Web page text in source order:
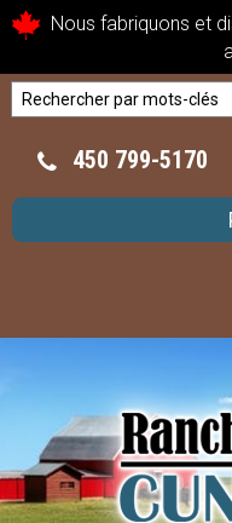
Nous fabriquons et
450 799-5170